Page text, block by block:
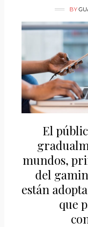
BY
El
mundos,
del
están
que